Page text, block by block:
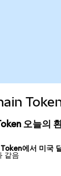
Token
오늘의
에서 미국
같음